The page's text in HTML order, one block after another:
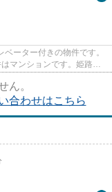
ーター付きの物件です。
マンションです。姫路市
ん。
合わせはこちら